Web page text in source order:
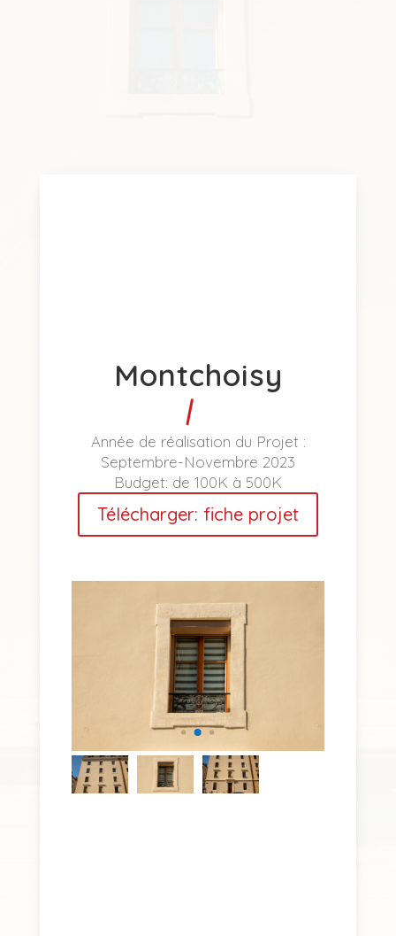
Montchoisy
Année de réalisation du Projet :
Septembre-Novembre 2023
Budget: de 100K à 500K
Télécharger: fiche projet